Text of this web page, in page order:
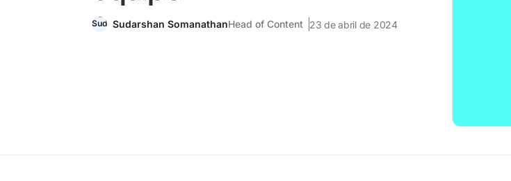
Sudarshan SomanathanHead of Content 23 de abril de 2024